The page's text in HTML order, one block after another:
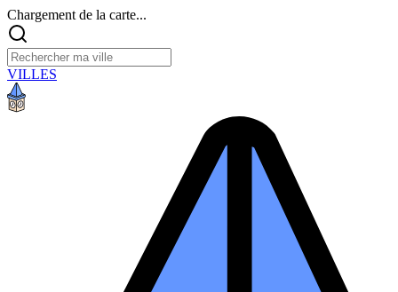
Chargement de la carte...
VILLES